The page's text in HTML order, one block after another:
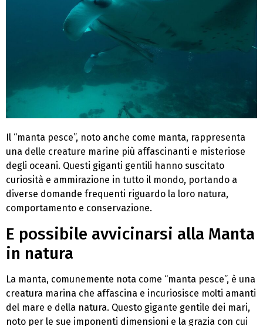
Il “manta pesce”, noto anche come manta, rappresenta
una delle creature marine più affascinanti e misteriose
degli oceani. Questi giganti gentili hanno suscitato
curiosità e ammirazione in tutto il mondo, portando a
diverse domande frequenti riguardo la loro natura,
comportamento e conservazione.
E possibile avvicinarsi alla Manta
in natura
La manta, comunemente nota come “manta pesce”, è una
creatura marina che affascina e incuriosisce molti amanti
del mare e della natura. Questo gigante gentile dei mari,
noto per le sue imponenti dimensioni e la grazia con cui